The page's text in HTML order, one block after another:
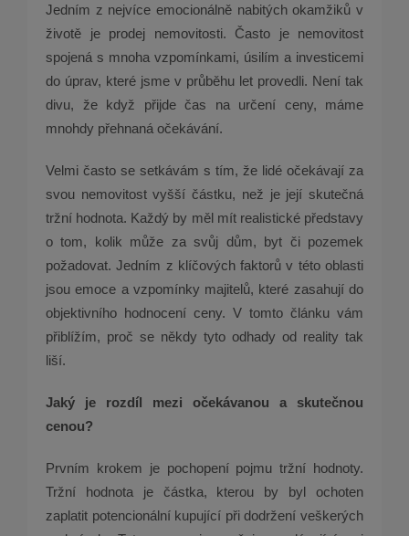
Jedním z nejvíce emocionálně nabitých okamžiků v
životě je prodej nemovitosti. Často je nemovitost
spojená s mnoha vzpomínkami, úsilím a investicemi
do úprav, které jsme v průběhu let provedli. Není tak
divu, že když přijde čas na určení ceny, máme
mnohdy přehnaná očekávání.
Velmi často se setkávám s tím, že lidé očekávají za
svou nemovitost vyšší částku, než je její skutečná
tržní hodnota. Každý by měl mít realistické představy
o tom, kolik může za svůj dům, byt či pozemek
požadovat. Jedním z klíčových faktorů v této oblasti
jsou emoce a vzpomínky majitelů, které zasahují do
objektivního hodnocení ceny. V tomto článku vám
přiblížím, proč se někdy tyto odhady od reality tak
liší.
Jaký je rozdíl mezi očekávanou a skutečnou
cenou?
Prvním krokem je pochopení pojmu tržní hodnoty.
Tržní hodnota je částka, kterou by byl ochoten
zaplatit potencionální kupující při dodržení veškerých